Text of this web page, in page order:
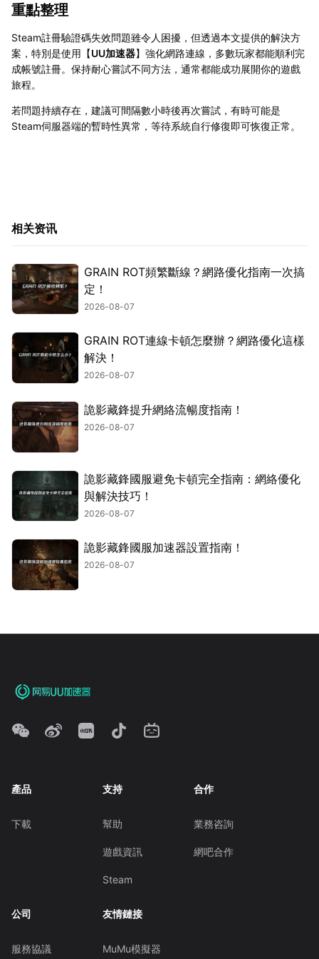
重點整理
Steam註冊驗證碼失效問題雖令人困擾，但透過本文提供的解決方
案，特別是使用【UU加速器】強化網路連線，多數玩家都能順利完
成帳號註冊。保持耐心嘗試不同方法，通常都能成功展開你的遊戲
旅程。
若問題持續存在，建議可間隔數小時後再次嘗試，有時可能是
Steam伺服器端的暫時性異常，等待系統自行修復即可恢復正常。
相关资讯
GRAIN ROT頻繁斷線？網路優化指南一次搞
定！
2026-08-07
GRAIN ROT連線卡頓怎麼辦？網路優化這樣
解決！
2026-08-07
詭影藏鋒提升網絡流暢度指南！
2026-08-07
詭影藏鋒國服避免卡頓完全指南：網絡優化
與解決技巧！
2026-08-07
詭影藏鋒國服加速器設置指南！
2026-08-07
產品
下載
支持
幫助
遊戲資訊
Steam
合作
業務咨詢
網吧合作
公司
服務協議
友情鏈接
MuMu模擬器